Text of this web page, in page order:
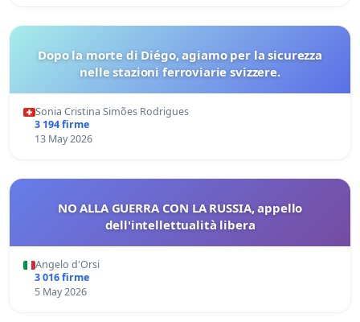
Dopo la morte di Diégo, agiamo per la sicurezza
nelle stazioni ferroviarie svizzere.
Sonia Cristina Simões Rodrigues
3 194 firme
13 May 2026
NO ALLA GUERRA CON LA RUSSIA, appello
dell'intellettualità libera
Angelo d'Orsi
3 016 firme
5 May 2026